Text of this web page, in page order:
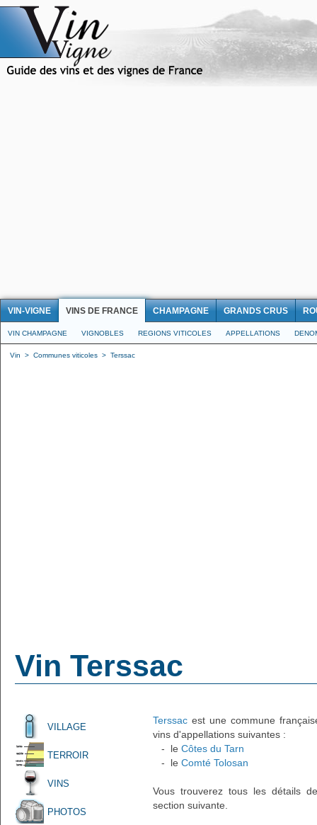
VIN-VIGNE VINS DE FRANCE CHAMPAGNE GRANDS CRUS
VIN CHAMPAGNE VIGNOBLES REGIONS VITICOLES APPELLATIONS
Vin > Communes viticoles > Terssac
Vin Terssac
VILLAGE
TERROIR
VINS
PHOTOS
Terssac est une commune
vins d'appellations suivantes :
- le Côtes du Tarn
- le Comté Tolosan
Vous trouverez tous les détails
section suivante.